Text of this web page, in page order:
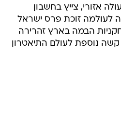
אזורי, צייץ בחשבון
לעולמה זוכת פרס ישראל
הבמה בארץ זהרירה
קשה נוספת לעולם התיאטרון